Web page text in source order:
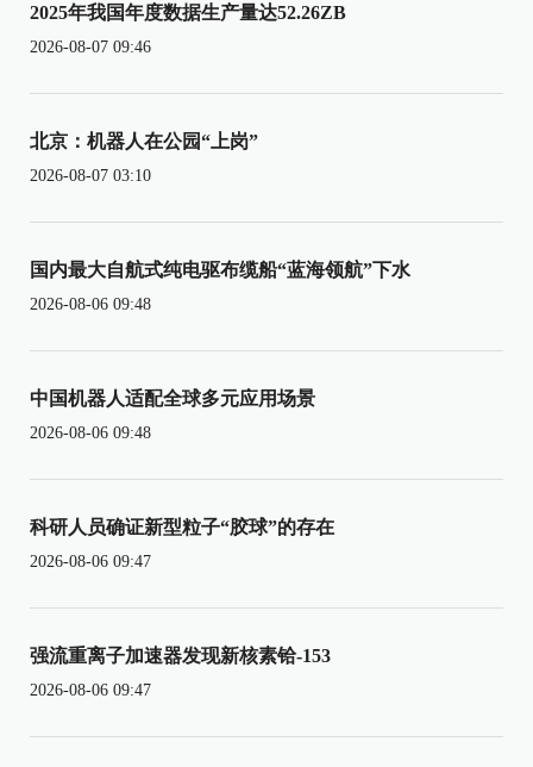
2025年我国年度数据生产量达52.26ZB
2026-08-07 09:46
北京：机器人在公园“上岗”
2026-08-07 03:10
国内最大自航式纯电驱布缆船“蓝海领航”下水
2026-08-06 09:48
中国机器人适配全球多元应用场景
2026-08-06 09:48
科研人员确证新型粒子“胶球”的存在
2026-08-06 09:47
强流重离子加速器发现新核素铪-153
2026-08-06 09:47